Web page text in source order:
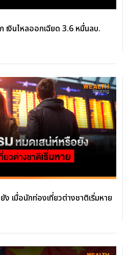
เงินไหลออกเฉียด 3.6 หมื่นลบ.
เมื่อนักท่องเที่ยวต่างชาติเริ่มหาย